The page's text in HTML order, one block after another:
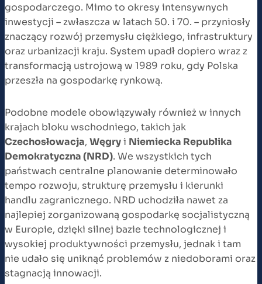
gospodarczego. Mimo to okresy intensywnych
inwestycji – zwłaszcza w latach 50. i 70. – przyniosły
znaczący rozwój przemysłu ciężkiego, infrastruktury
oraz urbanizacji kraju. System upadł dopiero wraz z
transformacją ustrojową w 1989 roku, gdy Polska
przeszła na gospodarkę rynkową.
Podobne modele obowiązywały również w innych
krajach bloku wschodniego, takich jak
Czechosłowacja, Węgryi Niemiecka Republika
Demokratyczna (NRD). We wszystkich tych
państwach centralne planowanie determinowało
tempo rozwoju, strukturę przemysłu i kierunki
handlu zagranicznego. NRD uchodziła nawet za
najlepiej zorganizowaną gospodarkę socjalistyczną
w Europie, dzięki silnej bazie technologicznej i
wysokiej produktywności przemysłu, jednak i tam
nie udało się uniknąć problemów z niedoborami oraz
stagnacją innowacji.